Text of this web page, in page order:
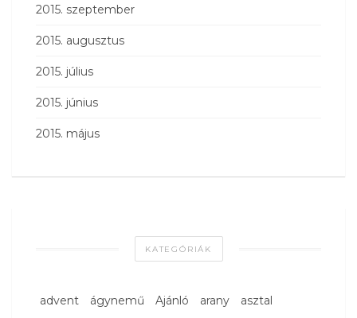
2015. szeptember
2015. augusztus
2015. július
2015. június
2015. május
KATEGÓRIÁK
advent ágynemű Ajánló arany asztal